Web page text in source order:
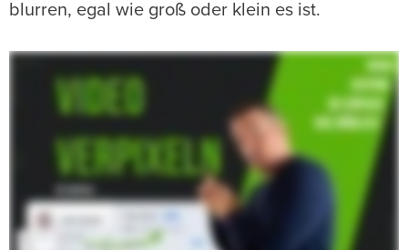
blurren, egal wie groß oder klein es ist.